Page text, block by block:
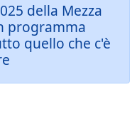
della Mezza
programma
quello che c'è